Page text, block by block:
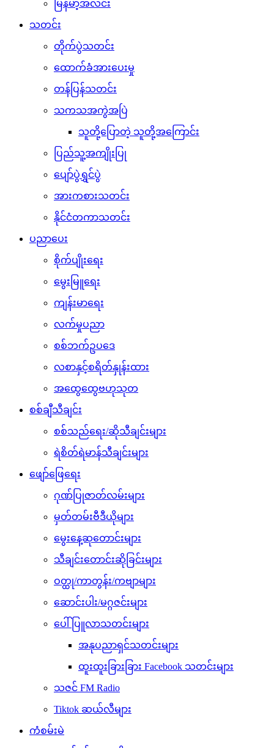
မြန်မာ့အလင်း
သတင်း
တိုက်ပွဲသတင်း
ထောက်ခံအားပေးမှု
တန်ပြန်သတင်း
သကသအကွဲအပြဲ
သူတို့ပြောတဲ့ သူတို့အကြောင်း
ပြည်သူ့အကျိုးပြု
ပျော်ပွဲရွှင်ပွဲ
အားကစားသတင်း
နိုင်ငံတကာသတင်း
ပညာပေး
စိုက်ပျိုးရေး
မွေးမြူရေး
ကျန်းမာရေး
လက်မှုပညာ
စစ်ဘက်ဥပဒေ
လစာနှင့်စရိတ်နှုန်းထား
အထွေထွေဗဟုသုတ
စစ်ချီသီချင်း
စစ်သည်ရေး/ဆိုသီချင်းများ
ရဲစိတ်ရဲမာန်သီချင်းများ
ဖျော်ဖြေရေး
ဂုဏ်ပြုဇာတ်လမ်းများ
မှတ်တမ်းဗီဒီယိုများ
မွေးနေ့ဆုတောင်းများ
သီချင်းတောင်းဆိုခြင်းများ
ဝတ္ထု/ကာတွန်း/ကဗျာများ
ဆောင်းပါး/မဂ္ဂဇင်းများ
ပေါ်ပြူလာသတင်းများ
အနုပညာရှင်သတင်းများ
ထူးထူးခြားခြား Facebook သတင်းများ
သဇင် FM Radio
Tiktok ဆယ်လီများ
ကံစမ်းမဲ